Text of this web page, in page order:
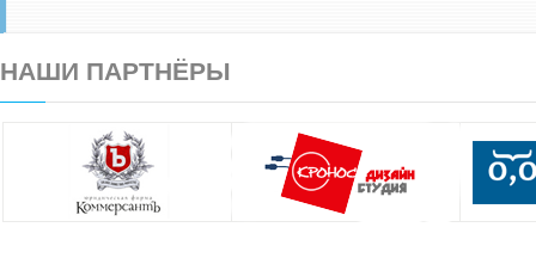
НАШИ ПАРТНЁРЫ